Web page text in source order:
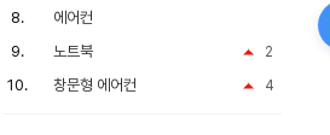
에어컨
2
노트북
4
창문형 에어컨